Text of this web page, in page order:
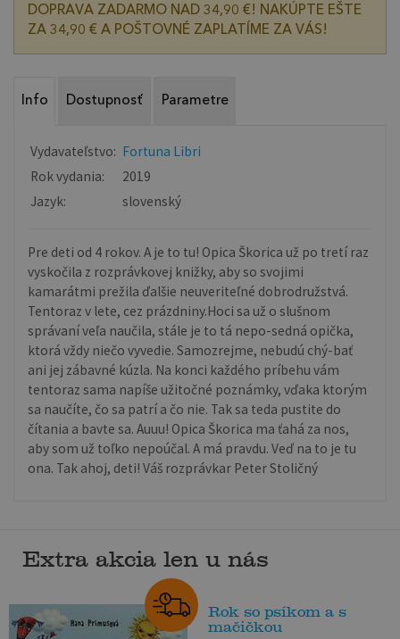
DOPRAVA ZADARMO NAD 34,90 €! NAKÚPTE EŠTE
ZA 34,90 € A POŠTOVNÉ ZAPLATÍME ZA VÁS!
Info Dostupnosť Parametre
Vydavateľstvo: Fortuna Libri
Rok vydania:
2019
Jazyk:
slovenský
Pre deti od 4 rokov. A je to tu! Opica Škorica už po tretí raz
vyskočila z rozprávkovej knižky, aby so svojimi
kamarátmi prežila ďalšie neuveriteľné dobrodružstvá.
Tentoraz v lete, cez prázdniny.Hoci sa už o slušnom
správaní veľa naučila, stále je to tá nepo-sedná opička,
ktorá vždy niečo vyvedie. Samozrejme, nebudú chý-bať
ani jej zábavné kúzla. Na konci každého príbehu vám
tentoraz sama napíše užitočné poznámky, vďaka ktorým
sa naučíte, čo sa patrí a čo nie. Tak sa teda pustite do
čítania a bavte sa. Auuu! Opica Škorica ma ťahá za nos,
aby som už toľko nepoúčal. A má pravdu. Veď na to je tu
ona. Tak ahoj, deti! Váš rozprávkar Peter Stoličný
Extra akcia len u nás
Rok so psíkom a s
mačičkou